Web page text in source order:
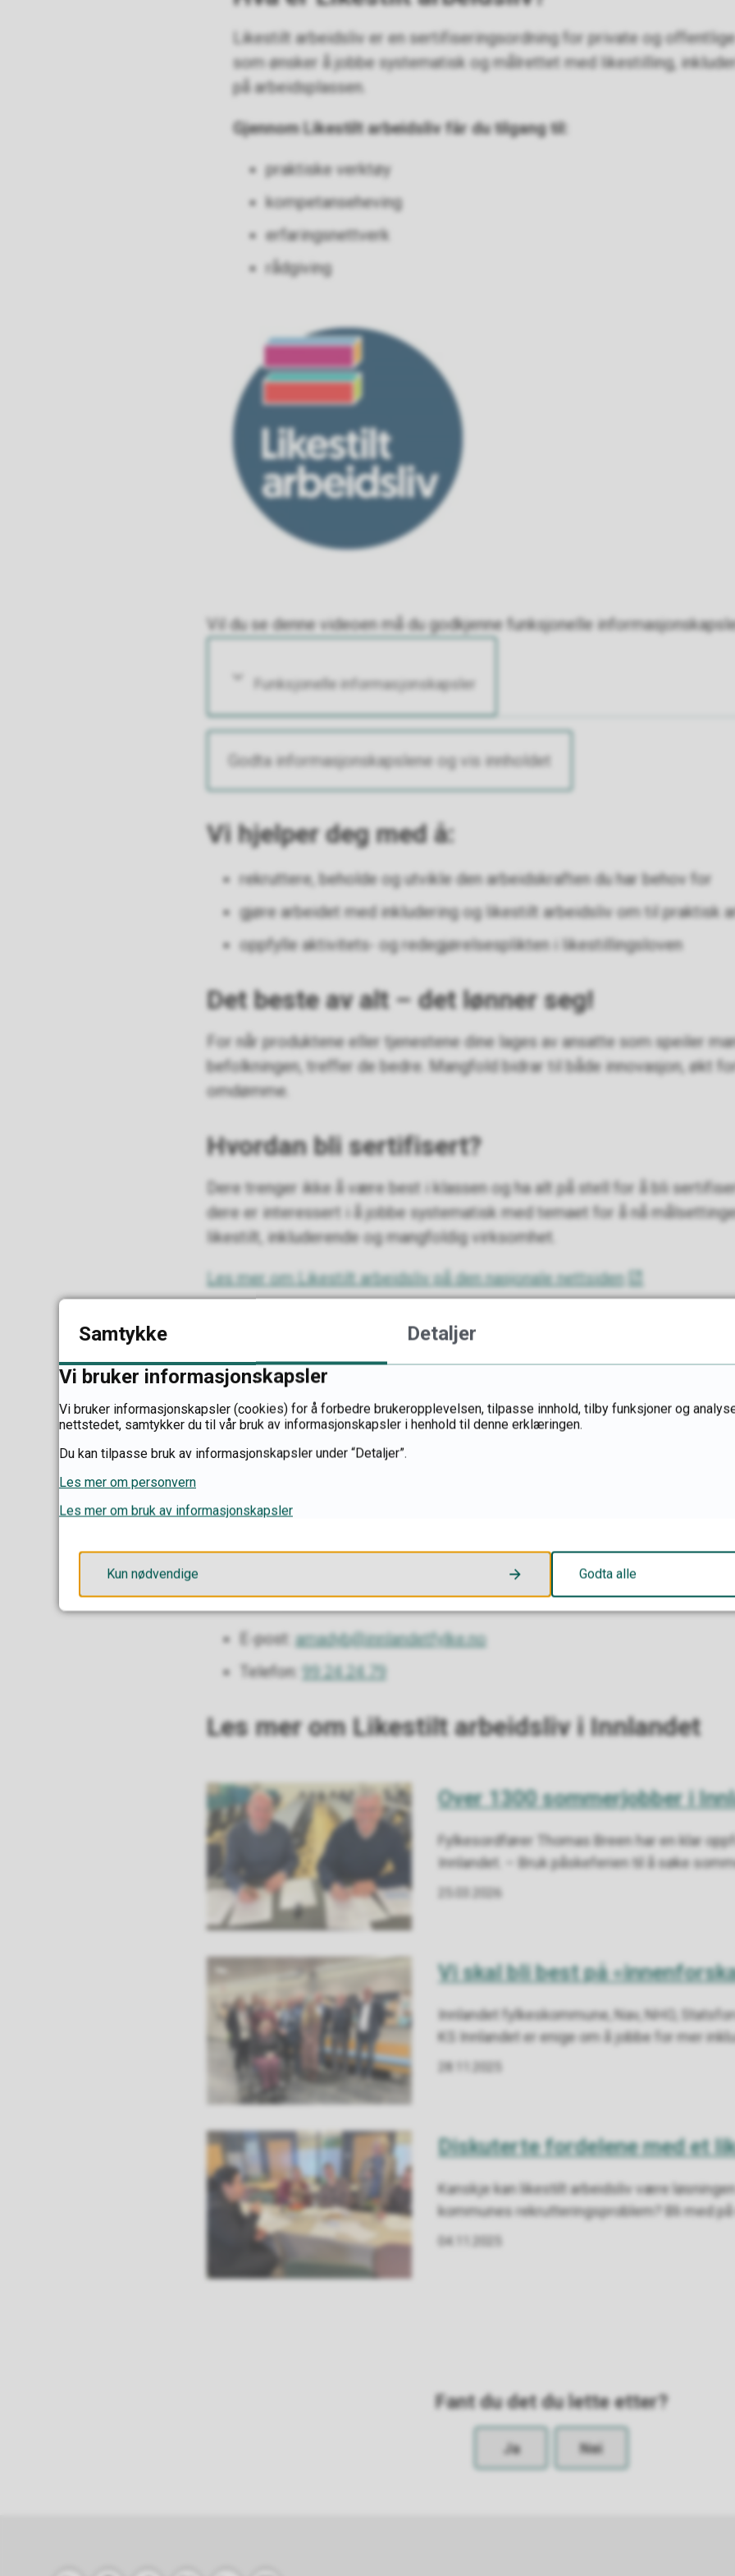
Likestilt arbeidsliv er en sertifiseringsordning for private og
som ønsker å jobbe systematisk og målrettet med likestilling,
på arbeidsplassen.
Gjennom Likestilt arbeidsliv får du tilgang til:
praktiske verktøy
kompetanseheving
erfaringsnettverk
rådgiving
Vil du se denne videoen må du godkjenne funksjonelle
Funksjonelle informasjonskapsler
Godta informasjonskapslene og vis innholdet
Vi hjelper deg med å:
rekruttere, beholde og utvikle den arbeidskraften du har behov for
gjøre arbeidet med inkludering og likestilt arbeidsliv om til praktisk
oppfylle aktivitets- og redegjørelsesplikten i likestillingsloven
Det beste av alt – det lønner seg!
For når produktene eller tjenestene dine lages av ansatte som speiler
befolkningen, treffer de bedre. Mangfold bidrar til både innovasjon, økt
omdømme.
Hvordan bli sertifisert?
Dere trenger ikke å være best i klassen og ha alt på stell for å bli
dere er interessert i å jobbe systematisk med temaet for å nå
likestilt, inkluderende og mangfoldig virksomhet.
Les mer om Likestilt arbeidsliv på den nasjonale nettsiden
Ta gjerne kontakt med:
Randi Sletnes
E-post:ransle@innlandetfylke.no
47 28 13 74
E-post:
Telefon:47 75 48 35
Amanda Dybendal
E-post:amadyb@innlandetfylke.no
Telefon: 99 24 24 79
Les mer om Likestilt arbeidsliv i Innlandet
Over 1300 sommerjobber i
Fylkesordfører Thomas Breen har en klar
Innlandet. – Bruk påskeferien til å søke
25.03.2026
Vi skal bli best på
Innlandet fylkeskommune, Nav, NHO,
KS Innlandet er enige om å jobbe for mer
28.11.2025
Diskuterte fordelene med et
Kanskje kan likestilt arbeidsliv være
kommunes rekrutteringsproblem? Bli med
04.11.2025
Fant du det du lette etter?
Ja Nei
Samtykke
Detaljer
Vi bruker informasjonskapsler
Vi bruker informasjonskapsler (cookies) for å forbedre brukeropplevelsen, tilpasse innhold, tilby funksjoner og
nettstedet, samtykker du til vår bruk av informasjonskapsler i henhold til denne erklæringen.
Du kan tilpasse bruk av informasjonskapsler under “Detaljer”.
Les mer om personvern
Les mer om bruk av informasjonskapsler
Kun nødvendige Godta alle